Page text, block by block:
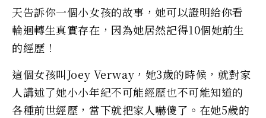
天告訴你一個小女孩的故事，她可以證明給你看
輪迴轉生真實存在，因為她居然記得10個她前生
的經歷！
這個女孩叫Joey Verway，她3歲的時候，就對家
人講述了她小小年紀不可能經歷也不可能知道的
各種前世經歷，當下就把家人嚇傻了。在她5歲的